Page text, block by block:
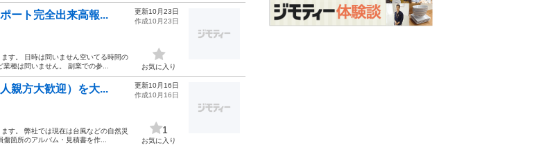
ート完全出来高報...
す。 日時は問いません空いてる時間の
種は問いません。 副業での参...
更新10月23日
作成10月23日
お気に入り
親方大歓迎）を大...
す。 弊社では現在は台風などの自然災
箇所のアルバム・見積書を作...
更新10月16日
作成10月16日
1
お気に入り